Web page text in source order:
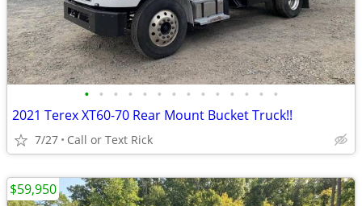
• • • • • • • • • • • • • •
2021 Terex XT60-70 Rear Mount Bucket Truck!!
7/27 Call or Text Rick
$59,950